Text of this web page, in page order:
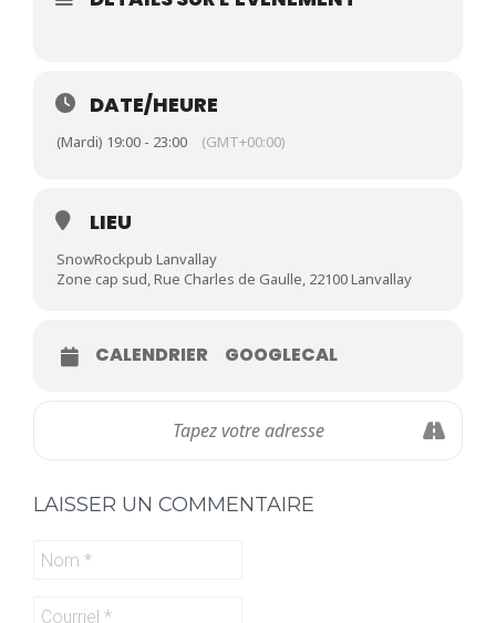
DATE/HEURE
(Mardi) 19:00 - 23:00 (GMT+00:00)
LIEU
SnowRockpub Lanvallay
Zone cap sud, Rue Charles de Gaulle, 22100 Lanvallay
CALENDRIER GOOGLECAL
LAISSER UN COMMENTAIRE